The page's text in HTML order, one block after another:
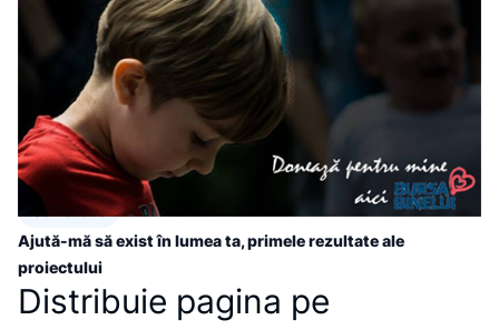
Sanatate
Ajută-mă să exist în lumea ta, primele rezultate ale
proiectului
Distribuie pagina pe